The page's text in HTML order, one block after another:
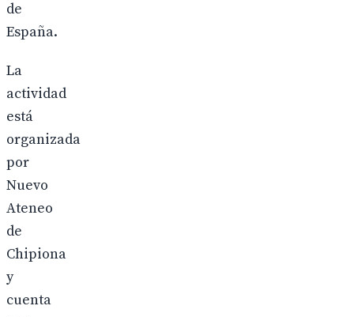
de
España.
La
actividad
está
organizada
por
Nuevo
Ateneo
de
Chipiona
y
cuenta